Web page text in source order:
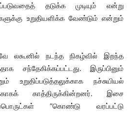
தடுக்க முடியும் என்று
உறுதியளிக்க வேண்டும் என்றும்
லகூனில் நடந்த நிகழ்வில் இறந்த
சந்தேகிக்கப்பட்டது. இருப்பினும்
உறுதிப்படுத்தலுக்காக நச்சுயியல்
காத்திருக்கின்றனர். இசை
“கொண்டு வரப்பட்டு